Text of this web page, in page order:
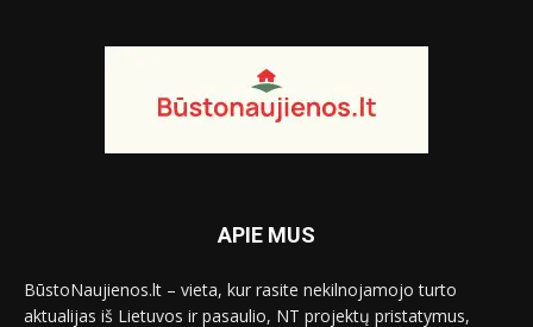
APIE MUS
BūstoNaujienos.lt – vieta, kur rasite nekilnojamojo turto
aktualijas iš Lietuvos ir pasaulio, NT projektų pristatymus,